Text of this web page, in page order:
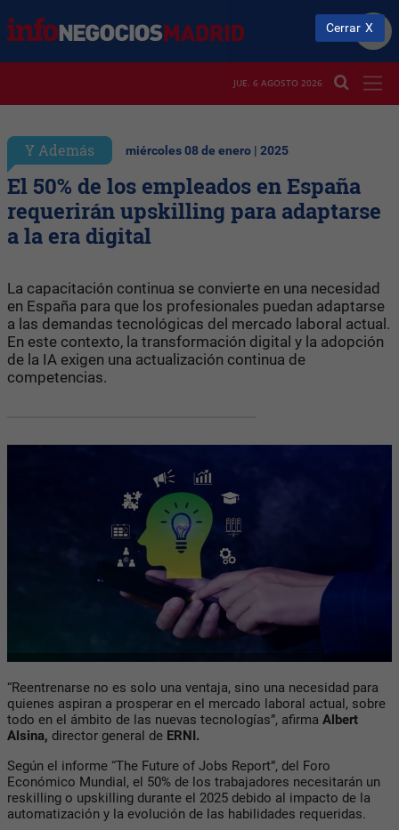
JUE. 6 AGOSTO 2026
Y Además miércoles 08 de enero | 2025
El 50% de los empleados en España
requerirán upskilling para adaptarse
a la era digital
La capacitación continua se convierte en una necesidad
en España para que los profesionales puedan adaptarse
a las demandas tecnológicas del mercado laboral actual.
En este contexto, la transformación digital y la adopción
de la IA exigen una actualización continua de
competencias.
“Reentrenarse no es solo una ventaja, sino una necesidad para
quienes aspiran a prosperar en el mercado laboral actual, sobre
todo en el ámbito de las nuevas tecnologías”, afirma Albert
Alsina, director general de ERNI.
Según el informe “The Future of Jobs Report”, del Foro
Económico Mundial, el 50% de los trabajadores necesitarán un
reskilling o upskilling durante el 2025 debido al impacto de la
automatización y la evolución de las habilidades requeridas.
Cerrar